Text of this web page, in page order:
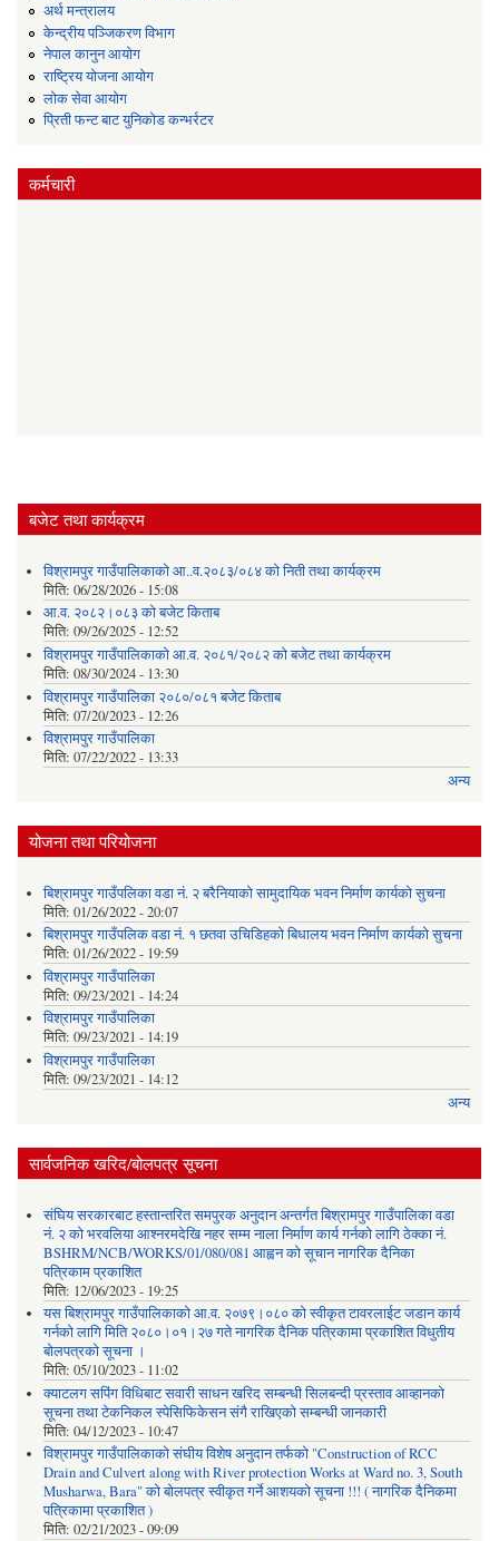
अर्थ मन्त्रालय
केन्द्रीय पञ्जिकरण विभाग
नेपाल कानुन आयोग
राष्ट्रिय योजना आयोग
लोक सेवा आयोग
प्रिती फन्ट बाट युनिकोड कन्भर्रटर
कर्मचारी
बजेट तथा कार्यक्रम
विश्रामपुर गाउँपालिकाको आ..व.२०८३/०८४ को निती तथा कार्यक्रम
मिति: 06/28/2026 - 15:08
आ.व. २०८२।०८३ को बजेट किताब
मिति: 09/26/2025 - 12:52
विश्रामपुर गाउँपालिकाको आ.व. २०८१/२०८२ को बजेट तथा कार्यक्रम
मिति: 08/30/2024 - 13:30
विश्रामपुर गाउँपालिका २०८०/०८१ बजेट किताब
मिति: 07/20/2023 - 12:26
विश्रामपुर गाउँपालिका
मिति: 07/22/2022 - 13:33
अन्य
योजना तथा परियोजना
बिश्रामपुर गाउँपलिका वडा नं. २ बरैनियाको सामुदायिक भवन निर्माण कार्यको सुचना
मिति: 01/26/2022 - 20:07
बिश्रामपुर गाउँपलिक वडा नं. १ छतवा उचिडिहको बिधालय भवन निर्माण कार्यको सुचना
मिति: 01/26/2022 - 19:59
विश्रामपुर गाउँपालिका
मिति: 09/23/2021 - 14:24
विश्रामपुर गाउँपालिका
मिति: 09/23/2021 - 14:19
विश्रामपुर गाउँपालिका
मिति: 09/23/2021 - 14:12
अन्य
सार्वजनिक खरिद/बोलपत्र सूचना
संघिय सरकारबाट हस्तान्तरित समपुरक अनुदान अन्तर्गत बिश्रामपुर गाउँपालिका वडा
नं. २ को भरवलिया आश्नरमदेखि नहर सम्म नाला निर्माण कार्य गर्नको लागि ठेक्का नं.
BSHRM/NCB/WORKS/01/080/081 आह्वन को सूचान नागरिक दैनिका
पत्रिकाम प्रकाशित
मिति: 12/06/2023 - 19:25
यस बिश्रामपुर गाउँपालिकाको आ.व. २०७९।०८० को स्वीकृत टावरलाईट जडान कार्य
गर्नको लागि मिति २०८०।०१।२७ गते नागरिक दैनिक पत्रिकामा प्रकाशित विधुतीय
बोलपत्रको सूचना ।
मिति: 05/10/2023 - 11:02
क्याटलग सपिंग विधिबाट सवारी साधन खरिद सम्बन्धी सिलबन्दी प्रस्ताव आव्हानको
सूचना तथा टेकनिकल स्पेसिफिकेसन संगै राखिएको सम्बन्धी जानकारी
मिति: 04/12/2023 - 10:47
विश्रामपुर गाउँपालिकाको संघीय विशेष अनुदान तर्फको "Construction of RCC
Drain and Culvert along with River protection Works at Ward no. 3, South
Musharwa, Bara" को बोलपत्र स्वीकृत गर्ने आशयको सूचना !!! ( नागरिक दैनिकमा
पत्रिकामा प्रकाशित )
मिति: 02/21/2023 - 09:09